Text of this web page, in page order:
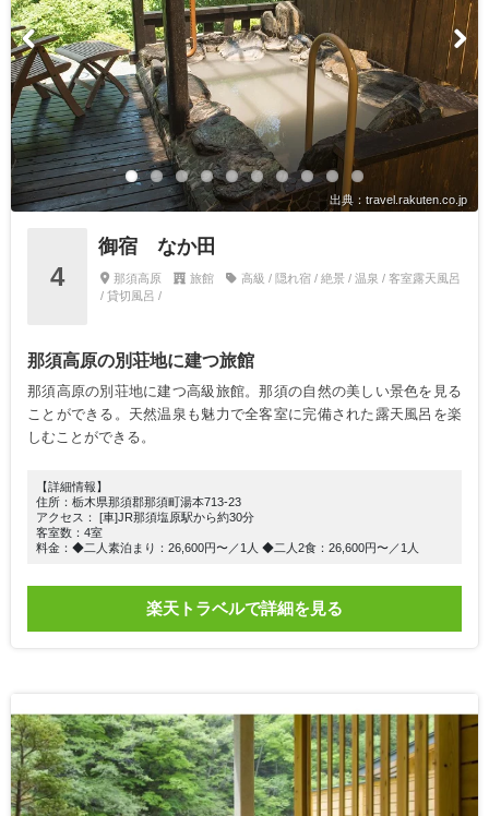
出典：travel.rakuten.co.jp
4
御宿 なか田
那須高原 旅館
高級 / 隠れ宿 / 絶景 / 温泉 / 客室露天風呂
/ 貸切風呂 /
那須高原の別荘地に建つ旅館
那須高原の別荘地に建つ高級旅館。那須の自然の美しい景色を見る
ことができる。天然温泉も魅力で全客室に完備された露天風呂を楽
しむことができる。
【詳細情報】
住所：栃木県那須郡那須町湯本713-23
アクセス： [車]JR那須塩原駅から約30分
客室数：4室
料金：◆二人素泊まり：26,600円〜／1人 ◆二人2食：26,600円〜／1人
楽天トラベルで詳細を見る